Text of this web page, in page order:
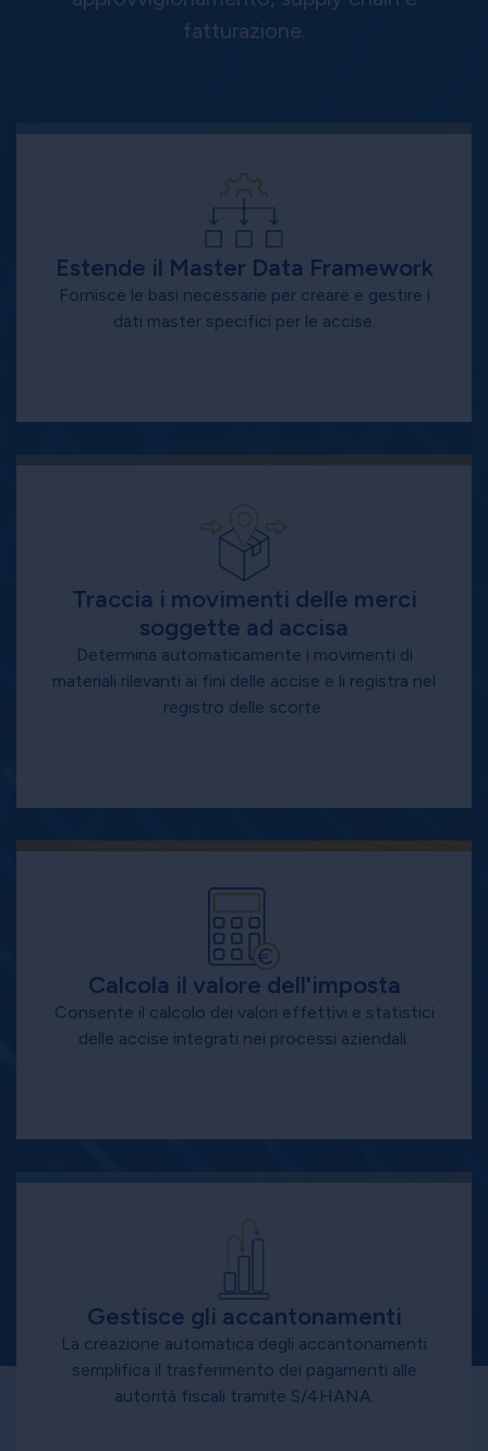
fatturazione.
Estende il Master Data Framework
Fornisce le basi necessarie per creare e gestire i
dati master specifici per le accise.
Traccia i movimenti delle merci
soggette ad accisa
Determina automaticamente i movimenti di
materiali rilevanti ai fini delle accise e li registra nel
registro delle scorte.
Calcola il valore dell'imposta
Consente il calcolo dei valori effettivi e statistici
delle accise integrati nei processi aziendali.
Gestisce gli accantonamenti
La creazione automatica degli accantonamenti
semplifica il trasferimento dei pagamenti alle
autorità fiscali tramite S/4HANA.